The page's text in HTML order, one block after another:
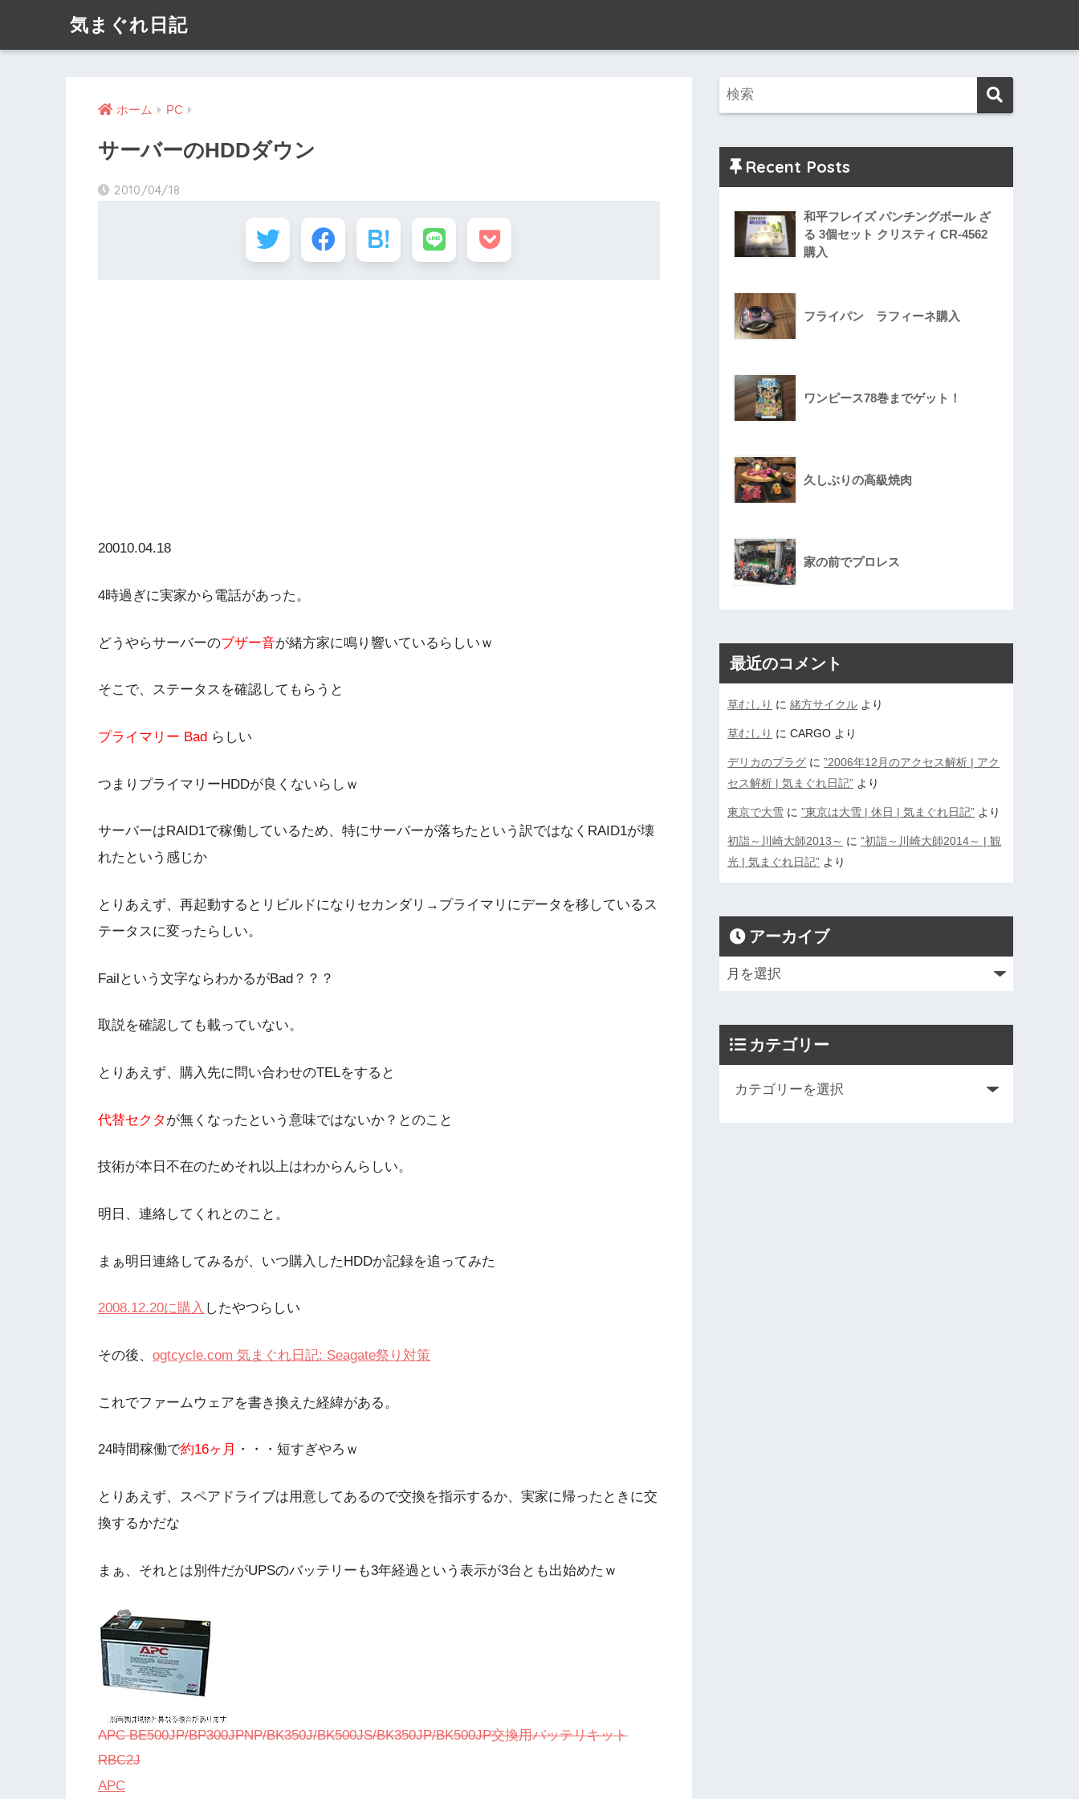
気まぐれ日記
ホーム PC
サーバーのHDDダウン
2010/04/18
20010.04.18
4時過ぎに実家から電話があった。
どうやらサーバーのブザー音が緒方家に鳴り響いているらしいｗ
そこで、ステータスを確認してもらうと
プライマリー Bad らしい
つまりプライマリーHDDが良くないらしｗ
サーバーはRAID1で稼働しているため、特にサーバーが落ちたという訳ではなくRAID1が壊
れたという感じか
とりあえず、再起動するとリビルドになりセカンダリ→プライマリにデータを移しているス
テータスに変ったらしい。
Failという文字ならわかるがBad？？？
取説を確認しても載っていない。
とりあえず、購入先に問い合わせのTELをすると
代替セクタ が無くなったという意味ではないか？とのこと
技術が本日不在のためそれ以上はわからんらしい。
明日、連絡してくれとのこと。
まぁ明日連絡してみるが、いつ購入したHDDか記録を追ってみた
2008.12.20に購入 したやつらしい
その後、 ogtcycle.com 気まぐれ日記: Seagate祭り対策
これでファームウェアを書き換えた経緯がある。
24時間稼働で約16ヶ月 ・・・短すぎやろｗ
とりあえず、スペアドライブは用意してあるので交換を指示するか、実家に帰ったときに交
換するかだな
まぁ、それとは別件だがUPSのバッテリーも3年経過という表示が3台とも出始めたｗ
APC BE500JP/BP300JPNP/BK350J/BK500JS/BK350JP/BK500JP交換用バッテリキット
RBC2J
APC
Recent Posts
和平フレイズ パンチングボール ざ
る 3個セット クリスティ CR-4562
購入
フライパン ラフィーネ購入
ワンピース78巻までゲット！
久しぶりの高級焼肉
家の前でプロレス
最近のコメント
草むしり に緒方サイクル より
草むしり にCARGO より
デリカのプラグ に”2006年12月のアクセス解析 | アク
セス解析 | 気まぐれ日記” より
東京で大雪 に”東京は大雪 | 休日 | 気まぐれ日記” より
初詣～川崎大師2013～ に”初詣～川崎大師2014～ | 観
光 | 気まぐれ日記” より
アーカイブ
カテゴリー